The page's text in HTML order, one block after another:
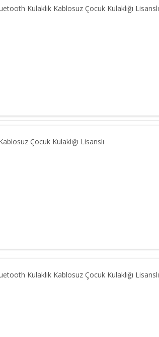
Kulaklık Kablosuz Çocuk Kulaklığı Lisanslı
Çocuk Kulaklığı Lisanslı
Kulaklık Kablosuz Çocuk Kulaklığı Lisanslı